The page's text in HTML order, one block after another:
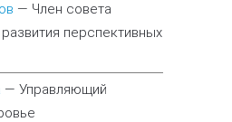
— Член совета
перспективных
— Управляющий